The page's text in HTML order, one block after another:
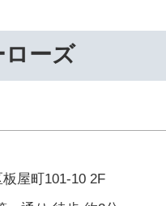
ローズ
屋町101-10 2F